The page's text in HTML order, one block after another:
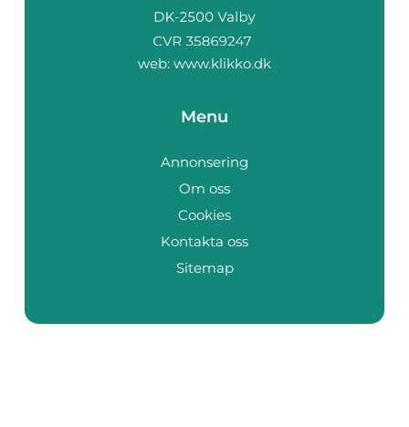
web: www.klikko.dk
Menu
Annonsering
Om oss
Cookies
Kontakta oss
Sitemap